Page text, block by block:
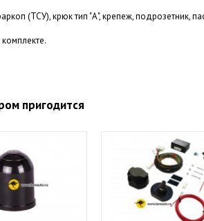
(ТСУ), крюк тип "А", крепеж, подрозетник,
пригодится